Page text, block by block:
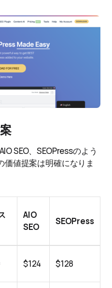
SEO、SEOPressのよう
価値提案は明確になりま
AIO
SEO
SEOPress
$124 $128